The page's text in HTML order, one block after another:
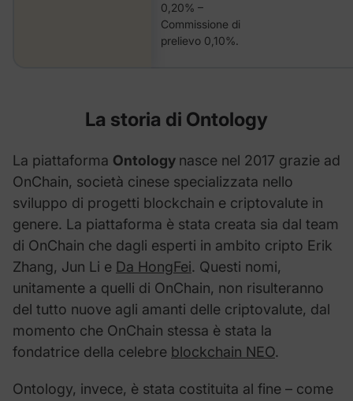
0,20% –
Commissione di
prelievo 0,10%.
La storia di Ontology
La piattaforma Ontology nasce nel 2017 grazie ad
OnChain, società cinese specializzata nello
sviluppo di progetti blockchain e criptovalute in
genere. La piattaforma è stata creata sia dal team
di OnChain che dagli esperti in ambito cripto Erik
Zhang, Jun Li e Da HongFei. Questi nomi,
unitamente a quelli di OnChain, non risulteranno
del tutto nuove agli amanti delle criptovalute, dal
momento che OnChain stessa è stata la
fondatrice della celebre blockchain NEO.
Ontology, invece, è stata costituita al fine – come